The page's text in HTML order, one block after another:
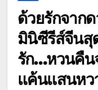
ด้วยรักจาก
มินิซีรีส์จีนสุ
รัก…หวนคืน
แค้นแสนห